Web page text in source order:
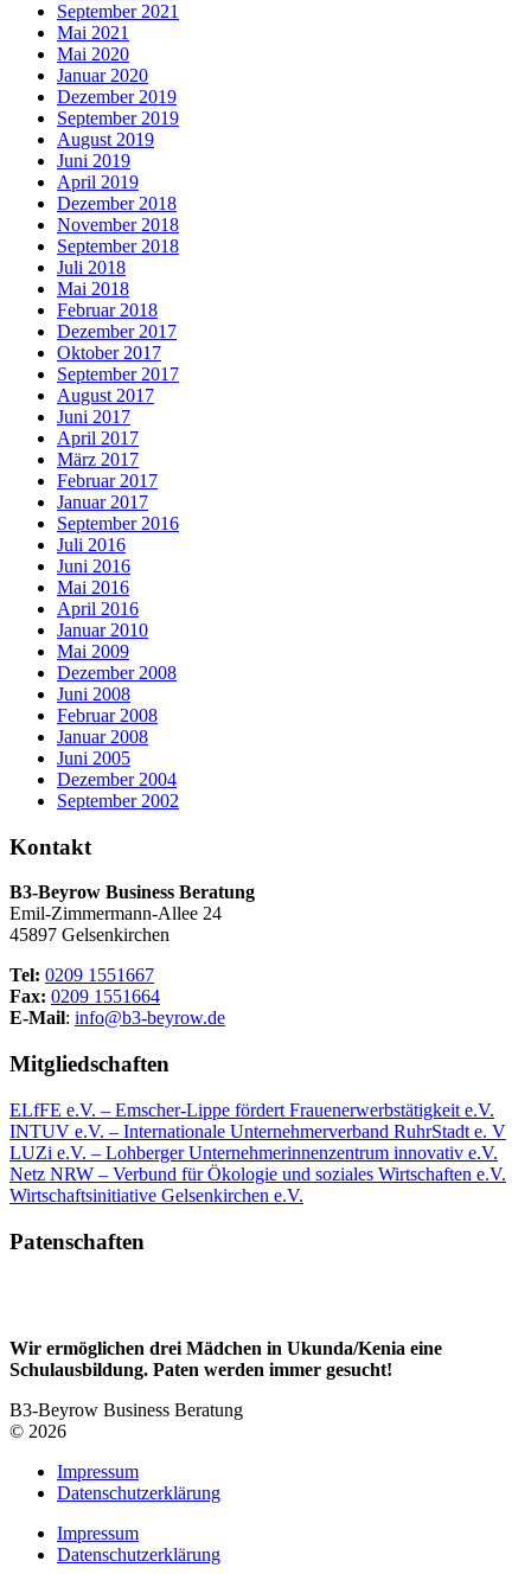
September 2021
Mai 2021
Mai 2020
Januar 2020
Dezember 2019
September 2019
August 2019
Juni 2019
April 2019
Dezember 2018
November 2018
September 2018
Juli 2018
Mai 2018
Februar 2018
Dezember 2017
Oktober 2017
September 2017
August 2017
Juni 2017
April 2017
März 2017
Februar 2017
Januar 2017
September 2016
Juli 2016
Juni 2016
Mai 2016
April 2016
Januar 2010
Mai 2009
Dezember 2008
Juni 2008
Februar 2008
Januar 2008
Juni 2005
Dezember 2004
September 2002
Kontakt
B3-Beyrow Business Beratung
Emil-Zimmermann-Allee 24
45897 Gelsenkirchen
Tel: 0209 1551667
Fax: 0209 1551664
E-Mail: info@b3-beyrow.de
Mitgliedschaften
ELfFE e.V. – Emscher-Lippe fördert Frauenerwerbstätigkeit e.V.
INTUV e.V. – Internationale Unternehmerverband RuhrStadt e. V
LUZi e.V. – Lohberger Unternehmerinnenzentrum innovativ e.V.
Netz NRW – Verbund für Ökologie und soziales Wirtschaften e.V.
Wirtschaftsinitiative Gelsenkirchen e.V.
Patenschaften
Wir ermöglichen drei Mädchen in Ukunda/Kenia eine
Schulausbildung. Paten werden immer gesucht!
B3-Beyrow Business Beratung
© 2026
Impressum
Datenschutzerklärung
Impressum
Datenschutzerklärung